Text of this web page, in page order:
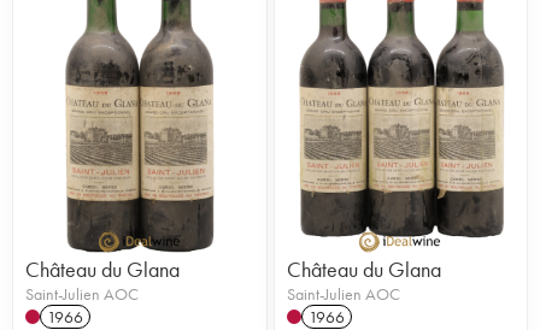
Château du Glana
Saint-Julien AOC
1966
Château du Glana
Saint-Julien AOC
1966